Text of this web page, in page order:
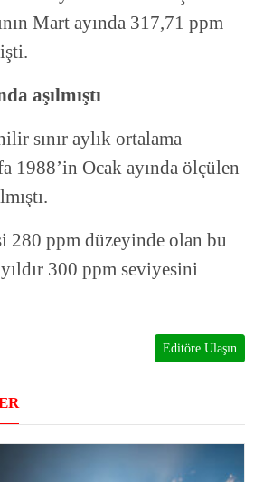
Mart ayında 317,71 ppm
aşılmıştı
sınır aylık ortalama
1988’in Ocak ayında ölçülen
280 ppm düzeyinde olan bu
300 ppm seviyesini
Editöre Ulaşın